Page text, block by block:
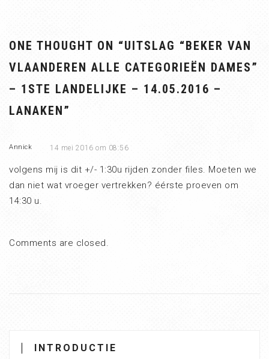
ONE THOUGHT ON “UITSLAG “BEKER VAN
VLAANDEREN ALLE CATEGORIEËN DAMES”
– 1STE LANDELIJKE – 14.05.2016 –
LANAKEN”
Annick 14 mei 2016 om 08:56
volgens mij is dit +/- 1:30u rijden zonder files. Moeten we
dan niet wat vroeger vertrekken? éérste proeven om
14:30 u.
Comments are closed.
INTRODUCTIE